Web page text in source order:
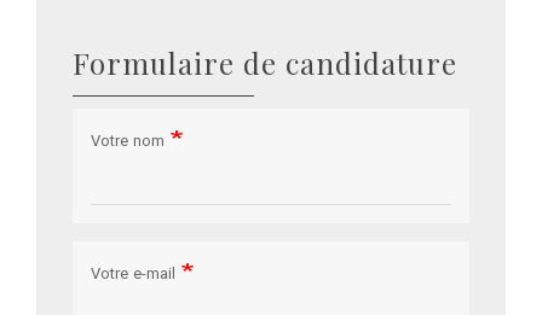
Formulaire de candidature
Votre nom
Votre e-mail